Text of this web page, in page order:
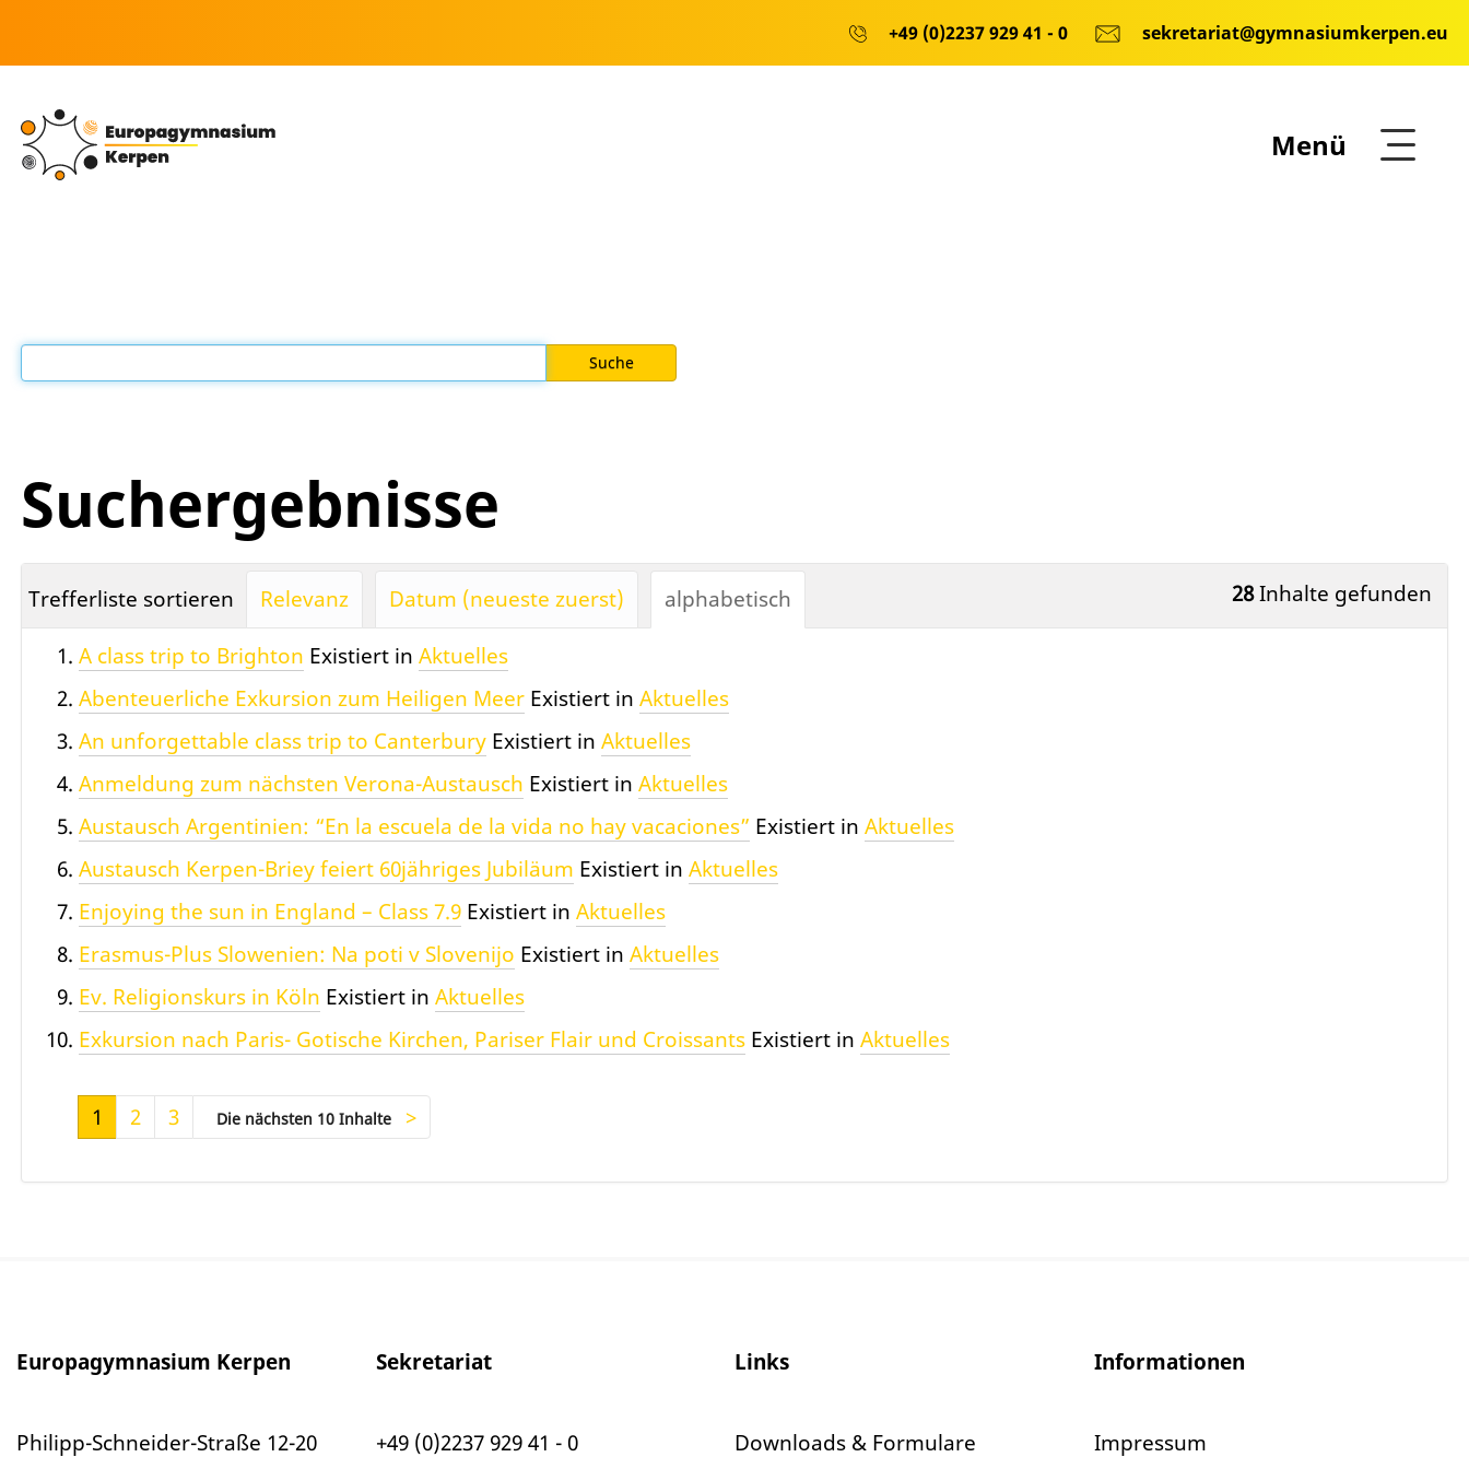
+49 (0)2237 929 41 - 0 sekretariat@gymnasiumkerpen.eu
Menü
Suchergebnisse
28Inhalte gefunden
Trefferliste sortieren Relevanz Datum (neueste zuerst)
alphabetisch
A class trip to Brighton Existiert in Aktuelles
Abenteuerliche Exkursion zum Heiligen Meer Existiert in Aktuelles
An unforgettable class trip to Canterbury Existiert in Aktuelles
Anmeldung zum nächsten Verona-Austausch Existiert in Aktuelles
Austausch Argentinien: “En la escuela de la vida no hay vacaciones” Existiert in Aktuelles
Austausch Kerpen-Briey feiert 60jähriges Jubiläum Existiert in Aktuelles
Enjoying the sun in England – Class 7.9 Existiert in Aktuelles
Erasmus-Plus Slowenien: Na poti v Slovenijo Existiert in Aktuelles
Ev. Religionskurs in Köln Existiert in Aktuelles
Exkursion nach Paris- Gotische Kirchen, Pariser Flair und Croissants Existiert in Aktuelles
1 2 3 Die nächsten 10 Inhalte
Europagymnasium Kerpen
Philipp-Schneider-Straße 12-20
Sekretariat
+49 (0)2237 929 41 - 0
Links
Downloads & Formulare
Informationen
Impressum